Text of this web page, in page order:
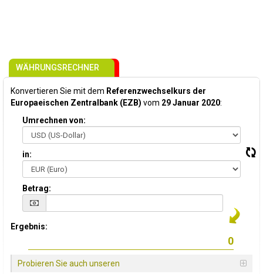
WÄHRUNGSRECHNER
Konvertieren Sie mit dem Referenzwechselkurs der
Europaeischen Zentralbank (EZB) vom 29 Januar 2020:
Umrechnen von:
in:
Betrag:
Ergebnis:
Probieren Sie auch unseren